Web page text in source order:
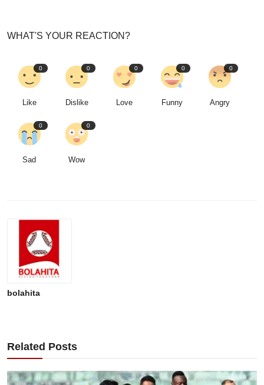
WHAT'S YOUR REACTION?
0
Like
0
Dislike
0
Love
0
Funny
0
Angry
0
Sad
0
Wow
bolahita
Related Posts